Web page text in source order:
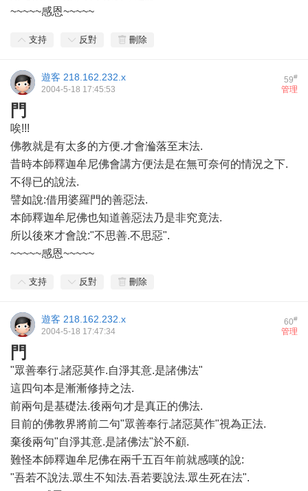
~~~~~感恩~~~~~
支持 反對 刪除
59#
遊客 218.162.232.x
管理
2004-5-18 17:45:53
門
唉!!!
佛教就是有太多的方便.才會溣落至末法.
昔時本師釋迦牟尼佛會講方便法是在無可奈何的情況之下.
不得已的說法.
譬如說:借用婆羅門的善惡法.
本師釋迦牟尼佛也知道善惡法乃是非究竟法.
所以後來才會說:"不思善.不思惡".
~~~~~感恩~~~~~
支持 反對 刪除
60#
遊客 218.162.232.x
管理
2004-5-18 17:47:34
門
"眾善奉行.諸惡莫作.自淨其意.是諸佛法"
這四句本是漸漸修持之法.
前兩句是基礎法.後兩句才是真正的佛法.
目前的佛教界將前二句"眾善奉行.諸惡莫作"視為正法.
棄後兩句"自淨其意.是諸佛法"於不顧.
難怪本師釋迦牟尼佛在兩千五百年前就感嘆的說:
"吾若不說法.眾生不知法.吾若要說法.眾生死在法".